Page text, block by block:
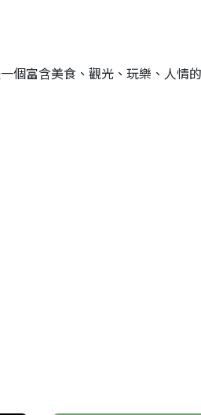
個富含美食、觀光、玩樂、人情